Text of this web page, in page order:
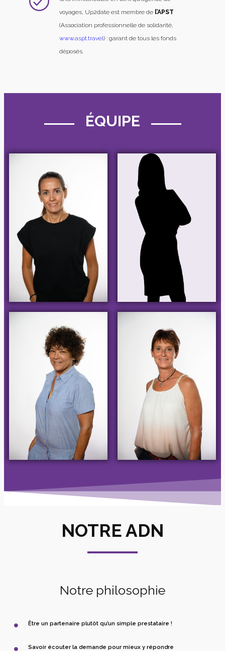
voyages, Up2date est membre de l’APST
(Association professionnelle de solidarité,
www.aspt.travel) : garant de tous les fonds
déposés.
ÉQUIPE
NOTRE ADN
Notre philosophie
Être un partenaire plutôt qu’un simple prestataire !
Savoir écouter la demande pour mieux y répondre